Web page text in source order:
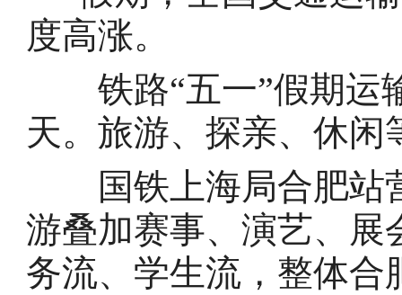
度高涨。
铁路“五一”假期运
天。旅游、探亲、休闲
国铁上海局合肥站
游叠加赛事、演艺、展
务流、学生流，整体合